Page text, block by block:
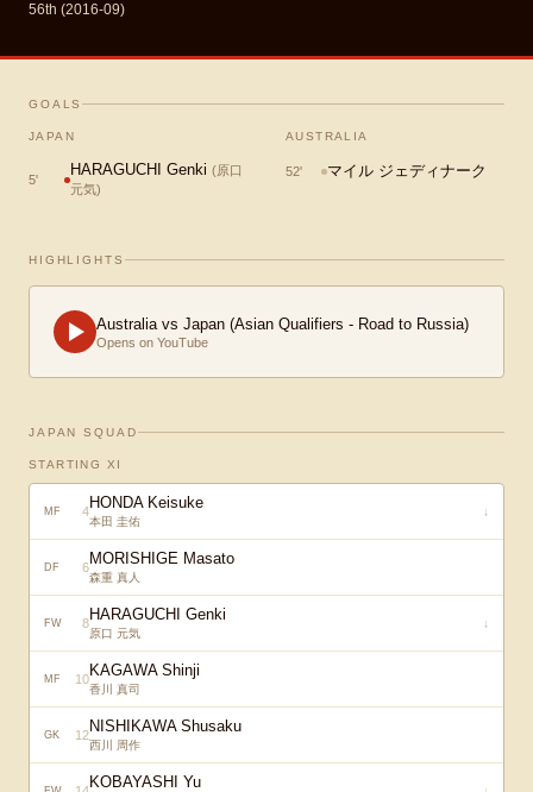
56th (2016-09)
GOALS
JAPAN
5'
HARAGUCHI Genki (原口
元気)
AUSTRALIA
52' マイル ジェディナーク
HIGHLIGHTS
Australia vs Japan (Asian Qualifiers - Road to Russia)
Opens on YouTube
JAPAN SQUAD
STARTING XI
MF 4HONDA Keisuke
本田 圭佑
↓
DF 6MORISHIGE Masato
森重 真人
FW 8HARAGUCHI Genki
原口 元気
↓
MF 10KAGAWA Shinji
香川 真司
GK 12NISHIKAWA Shusaku
西川 周作
KOBAYASHI Yu